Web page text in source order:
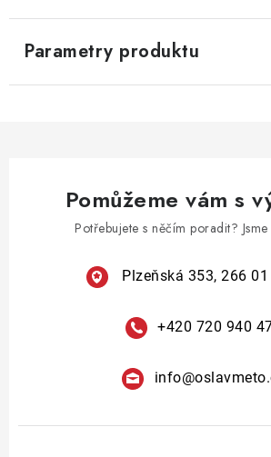
Parametry produktu
Pomůžeme vám s
Potřebujete s něčím poradit?
Plzeňská 353, 266 01
+420 720 940
info@